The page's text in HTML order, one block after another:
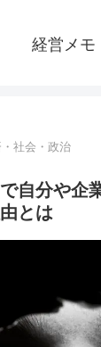
経営メモ
社会・政治
自分や企
とは